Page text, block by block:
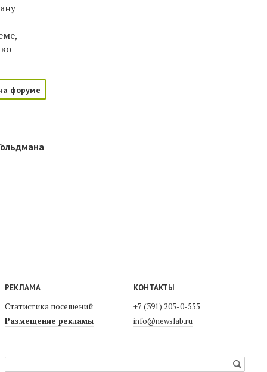
форуме
РЕКЛАМА
Статистика посещений
Размещение рекламы
КОНТАКТЫ
+7 (391) 205-0-555
info@newslab.ru